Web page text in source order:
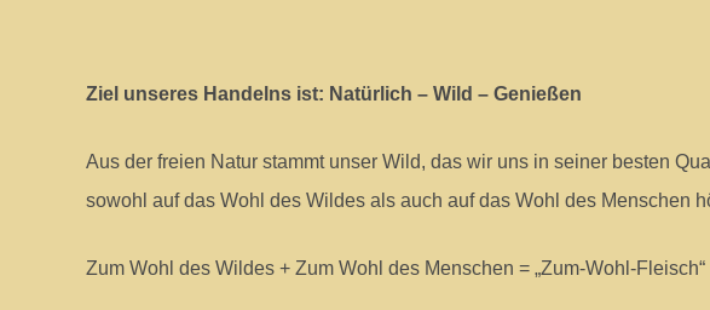
Ziel unseres Handelns ist: Natürlich – Wild – Genießen
Aus der freien Natur stammt unser Wild, das wir uns in seiner besten
sowohl auf das Wohl des Wildes als auch auf das Wohl des Menschen
Zum Wohl des Wildes + Zum Wohl des Menschen = „Zum-Wohl-Fleisch“